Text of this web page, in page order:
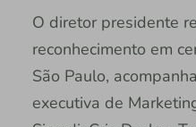
O diretor presidente
reconhecimento em
São Paulo,
executiva de